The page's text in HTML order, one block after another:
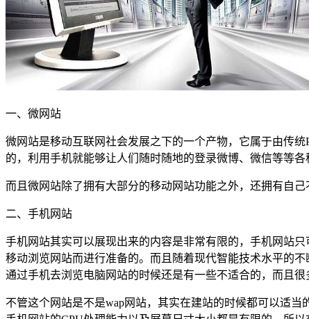
一、微网站
微网站是移动互联网社会发展之下的一个产物，它属于由传
的，利用手机就能够让人们随时随地的登录微博、微信等等
而且微网站除了拥有大部分的移动网站功能之外，还拥有自
二、手机网站
手机网站其实可以展现出来的内容是非常有限的，手机网站
移动浏览网站而进行准备的。而且随着现代智能技术水平的
通过手机去浏览电脑网站的时候还是有一些不适合的，而且很
不管这个网站是不是wap网站，其实在建站的时候都可以适